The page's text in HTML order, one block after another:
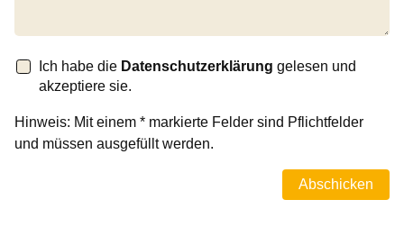
Ich habe die Datenschutzerklärung gelesen und
akzeptiere sie.
Hinweis: Mit einem * markierte Felder sind Pflichtfelder
und müssen ausgefüllt werden.
Abschicken